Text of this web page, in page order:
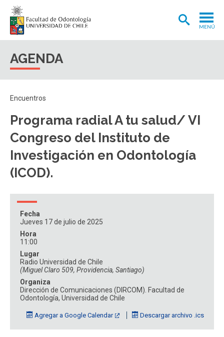
MENÚ
INTERNACIONAL
AGENDA
Encuentros
Programa radial A tu salud/ VI
Congreso del Instituto de
Investigación en Odontología
(ICOD).
Fecha
Jueves 17 de julio de 2025
Hora
11:00
Lugar
Radio Universidad de Chile
(Miguel Claro 509, Providencia, Santiago)
Organiza
Dirección de Comunicaciones (DIRCOM). Facultad de
Odontología, Universidad de Chile
Agregar a Google Calendar Descargar archivo .ics